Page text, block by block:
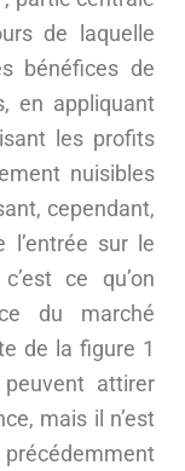
de laquelle
bénéfices de
en appliquant
les profits
nuisibles
cependant,
l’entrée sur le
ce qu’on
du marché
de la figure 1
attirer
mais il n’est